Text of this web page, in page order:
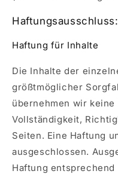
Haftungsausschluss:
Haftung für Inhalte
Die Inhalte der
größtmöglicher
übernehmen wir
Vollständigkeit,
Seiten. Eine Haftung
ausgeschlossen.
Haftung